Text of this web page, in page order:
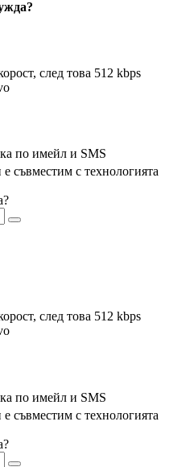
след това 512 kbps
по имейл и SMS
съвместим с технологията
след това 512 kbps
по имейл и SMS
съвместим с технологията